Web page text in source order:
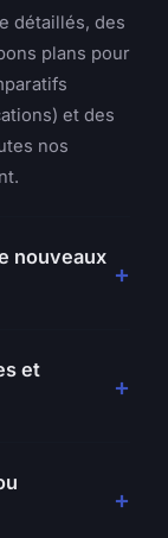
détaillés, des
plans pour
et des
nos
nouveaux
et